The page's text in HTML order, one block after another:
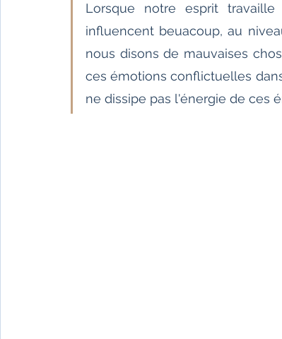
Littérature anglo-saxonne Littérature
Littérature népalaise Littérature sri-
Lorsque notre esprit
influencent beuacoup, au
nous disons de mauvaises
ces émotions conflictuelles
ne dissipe pas l'énergie de ces